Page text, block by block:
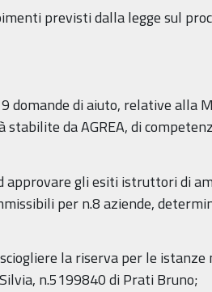
previsti dalla legge sul
di aiuto, relative alla
da AGREA, di
gli esiti istruttori di
per n.8 aziende,
la riserva per le istanze
n.5199840 di Prati Bruno;